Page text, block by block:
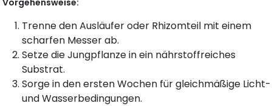
Trenne den Ausläufer oder Rhizomteil mit einem
scharfen Messer ab.
Setze die Jungpflanze in ein nährstoffreiches
Substrat.
Sorge in den ersten Wochen für gleichmäßige Licht-
und Wasserbedingungen.